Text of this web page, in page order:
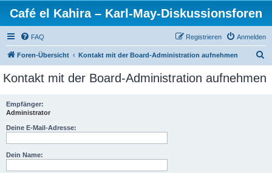
Café el Kahira – Karl-May-Diskussionsforen
FAQ Anmelden
Registrieren
Foren-Übersicht Kontakt mit der Board-Administration aufnehmen
c
Kontakt mit der Board-Administration aufnehmen
Empfänger:
Administrator
Deine E-Mail-Adresse:
Dein Name: